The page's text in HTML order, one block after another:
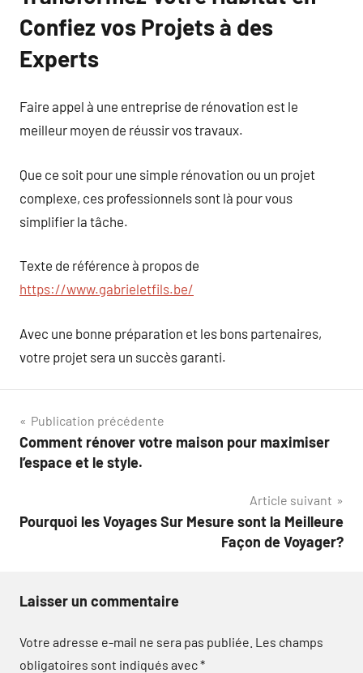
Confiez vos Projets à des
Experts
Faire appel à une entreprise de rénovation est le
meilleur moyen de réussir vos travaux.
Que ce soit pour une simple rénovation ou un projet
complexe, ces professionnels sont là pour vous
simplifier la tâche.
Texte de référence à propos de
https://www.gabrieletfils.be/
Avec une bonne préparation et les bons partenaires,
votre projet sera un succès garanti.
Navigation
de
Publication précédente
Comment rénover votre maison pour maximiser
l’espace et le style.
Article suivant
Pourquoi les Voyages Sur Mesure sont la Meilleure
Façon de Voyager?
Laisser un commentaire
Votre adresse e-mail ne sera pas publiée. Les champs
obligatoires sont indiqués avec*